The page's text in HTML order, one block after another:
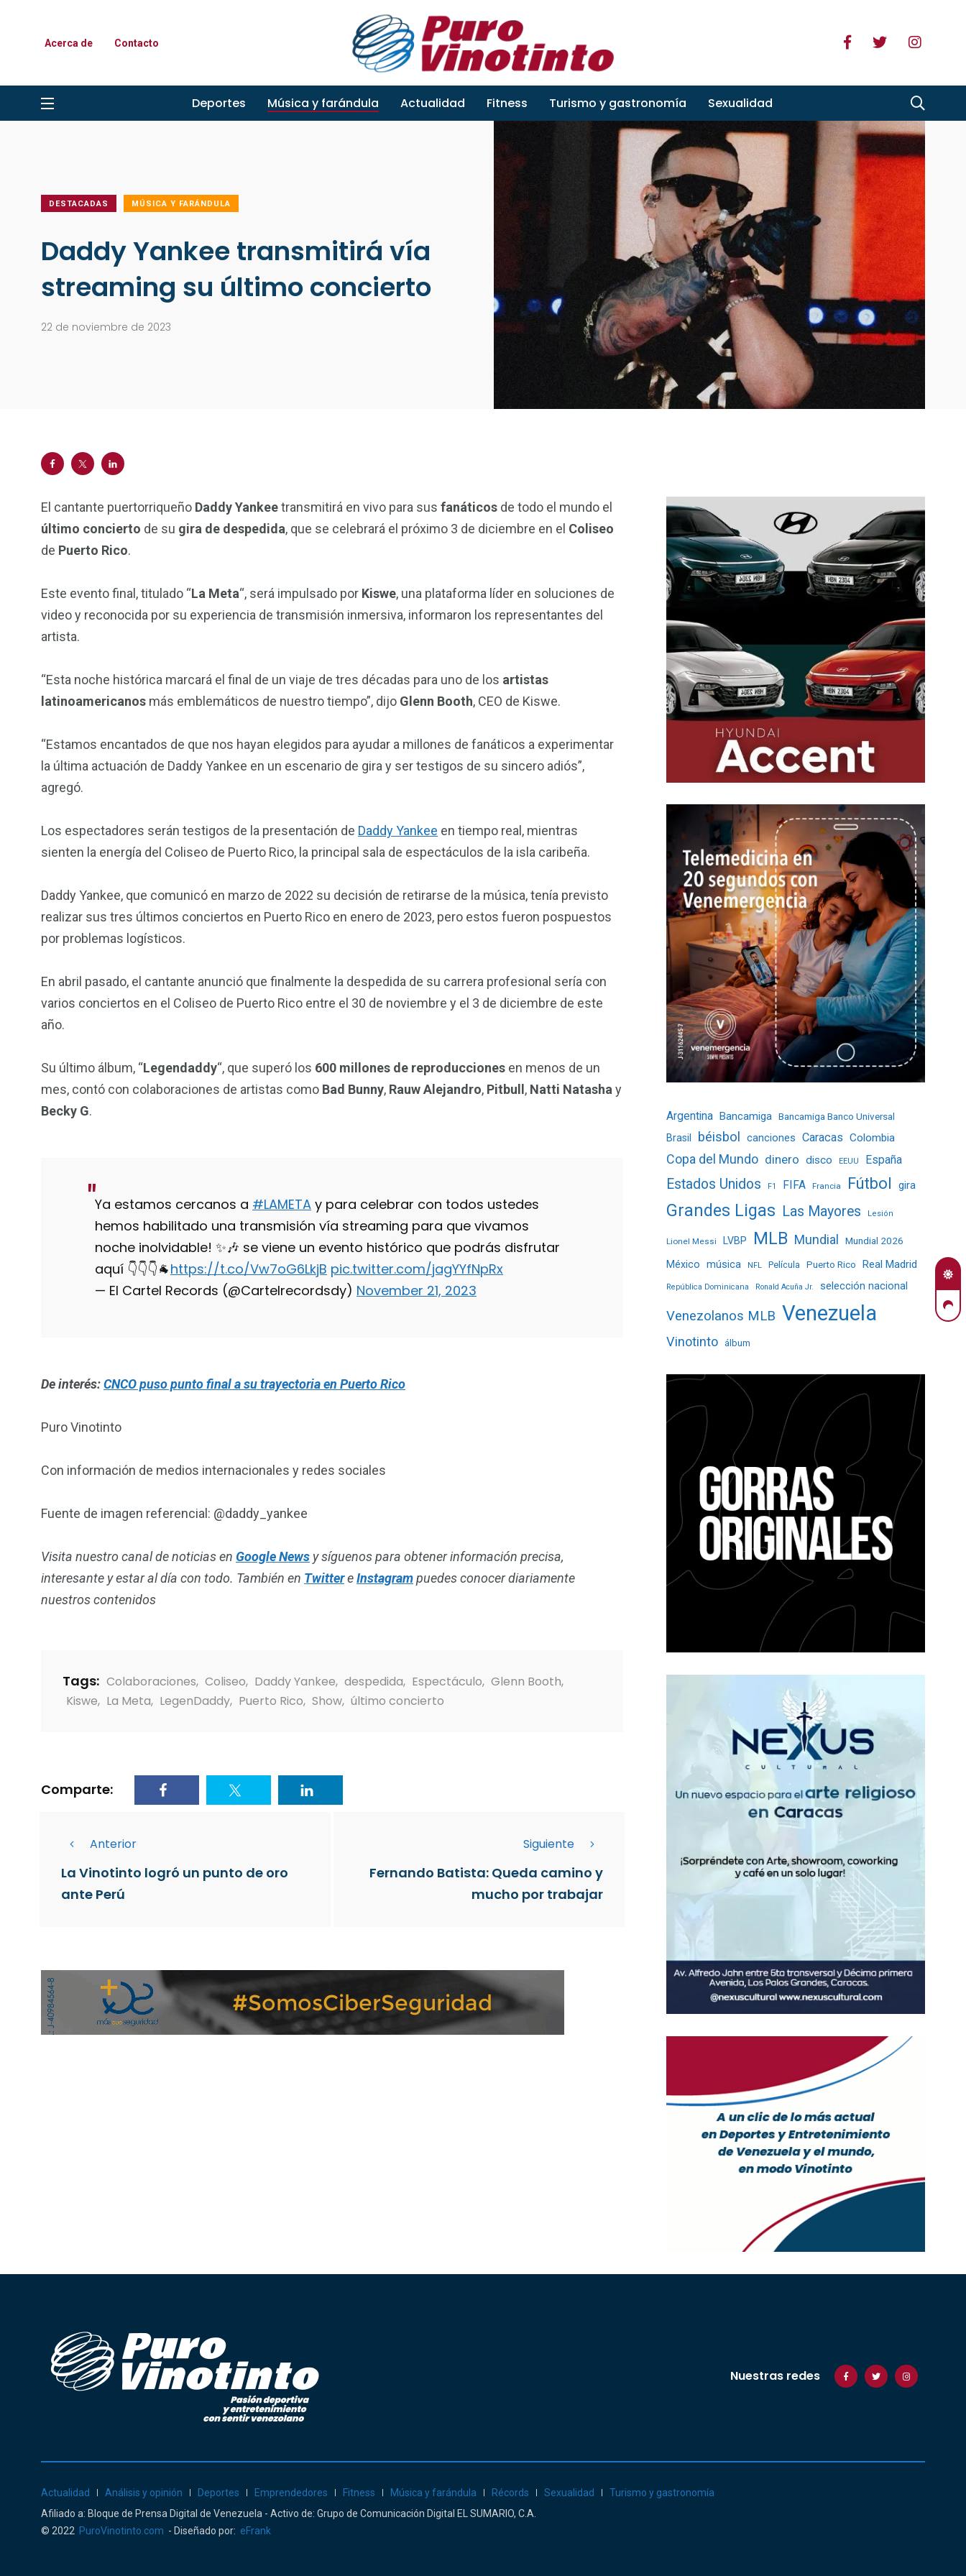
Acerca de Contacto
Deportes Música y farándula Actualidad Fitness Turismo y gastronomía Sexualidad
DESTACADAS MÚSICA Y FARÁNDULA
Daddy Yankee transmitirá vía
streaming su último concierto
22 de noviembre de 2023
El cantante puertorriqueño Daddy Yankeetransmitirá en vivo para sus fanáticos de todo el mundo el
último concierto de su gira de despedida, que se celebrará el próximo 3 de diciembre en el Coliseo
de Puerto Rico.
Este evento final, titulado “La Meta“, será impulsado por Kiswe, una plataforma líder en soluciones de
video y reconocida por su experiencia de transmisión inmersiva, informaron los representantes del
artista.
“Esta noche histórica marcará el final de un viaje de tres décadas para uno de los artistas
latinoamericanos más emblemáticos de nuestro tiempo”, dijo Glenn Booth, CEO de Kiswe.
“Estamos encantados de que nos hayan elegidos para ayudar a millones de fanáticos a experimentar
la última actuación de Daddy Yankee en un escenario de gira y ser testigos de su sincero adiós”,
agregó.
Los espectadores serán testigos de la presentación de Daddy Yankee en tiempo real, mientras
sienten la energía del Coliseo de Puerto Rico, la principal sala de espectáculos de la isla caribeña.
Daddy Yankee, que comunicó en marzo de 2022 su decisión de retirarse de la música, tenía previsto
realizar sus tres últimos conciertos en Puerto Rico en enero de 2023, pero estos fueron pospuestos
por problemas logísticos.
En abril pasado, el cantante anunció que finalmente la despedida de su carrera profesional sería con
varios conciertos en el Coliseo de Puerto Rico entre el 30 de noviembre y el 3 de diciembre de este
año.
Su último álbum, “Legendaddy“, que superó los 600 millones de reproducciones en menos de un
mes, contó con colaboraciones de artistas como Bad Bunny, Rauw Alejandro, Pitbull, Natti Natasha y
Becky G.
Ya estamos cercanos a #LAMETA y para celebrar con todos ustedes
hemos habilitado una transmisión vía streaming para que vivamos
noche inolvidable! ✨🎶 se viene un evento histórico que podrás disfrutar
aquí 👇👇👇🐐https://t.co/Vw7oG6LkjB pic.twitter.com/jagYYfNpRx
— El Cartel Records (@Cartelrecordsdy) November 21, 2023
De interés:CNCO puso punto final a su trayectoria en Puerto Rico
Puro Vinotinto
Con información de medios internacionales y redes sociales
Fuente de imagen referencial: @daddy_yankee
Visita nuestro canal de noticias en Google News y síguenos para obtener información precisa,
interesante y estar al día con todo. También en TwittereInstagrampuedes conocer diariamente
nuestros contenidos
Tags: Colaboraciones, Coliseo, Daddy Yankee, despedida, Espectáculo, Glenn Booth,
Kiswe, La Meta, LegenDaddy, Puerto Rico, Show, último concierto
Comparte:
Anterior
La Vinotinto logró un punto de oro
ante Perú
Siguiente
Fernando Batista: Queda camino y
mucho por trabajar
Argentina Bancamiga
Bancamiga Banco Universal
Brasil
béisbol canciones Caracas Colombia
Copa del Mundo dinero disco EEUU España
Estados Unidos F1 FIFA Francia Fútbol gira
Grandes Ligas Las Mayores Lesión
Lionel Messi LVBP MLB Mundial Mundial 2026
México música NFL Película Puerto Rico Real Madrid
República Dominicana Ronald Acuña Jr. selección nacional
Venezolanos MLB Venezuela
Vinotinto álbum
Nuestras redes
Actualidad Análisis y opinión Deportes Emprendedores Fitness Música y farándula Récords Sexualidad
Turismo y gastronomía
Afiliado a: Bloque de Prensa Digital de Venezuela - Activo de: Grupo de Comunicación Digital EL SUMARIO, C.A.
© 2022 PuroVinotinto.com - Diseñado por: eFrank